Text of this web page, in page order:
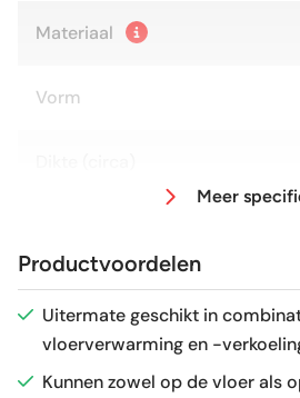
Materiaal
Vorm
Antislipwaarde
Glans / Mat
Meer
Productvoordelen
Uitermate geschikt in
vloerverwarming en -
Kunnen zowel op de vloer als